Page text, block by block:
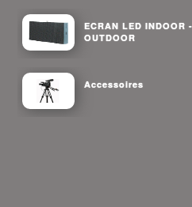
ECRAN LED INDOOR -
OUTDOOR
Accessoires